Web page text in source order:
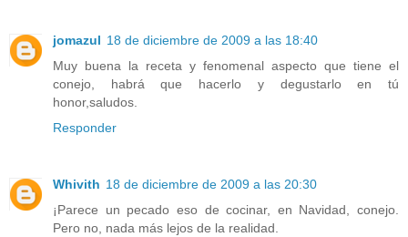
jomazul 18 de diciembre de 2009 a las 18:40
Muy buena la receta y fenomenal aspecto que tiene el
conejo, habrá que hacerlo y degustarlo en tú
honor,saludos.
Responder
Whivith 18 de diciembre de 2009 a las 20:30
¡Parece un pecado eso de cocinar, en Navidad, conejo.
Pero no, nada más lejos de la realidad.